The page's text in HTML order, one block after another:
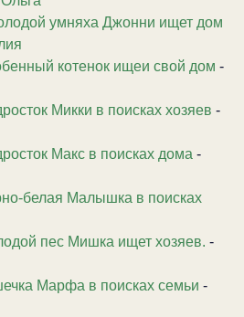
умняха Джонни ищет дом
котенок ищеи свой дом -
Микки в поисках хозяев -
Макс в поисках дома -
белая Малышка в поисках
пес Мишка ищет хозяев. -
Марфа в поисках семьи -